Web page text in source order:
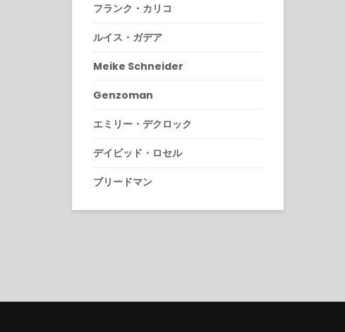
フランク・カリコ
ルイス・ガデア
Meike Schneider
Genzoman
エミリー・デクロック
デイビッド・ロセル
ブリードマン